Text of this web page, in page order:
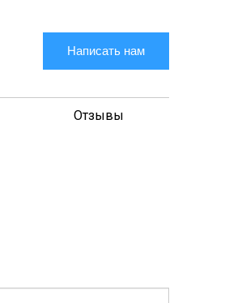
Написать нам
Отзывы